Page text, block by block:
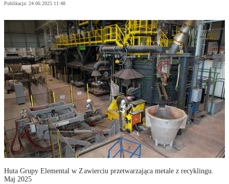
Publikacja: 24.06.2025 11:48
Huta Grupy Elemental w Zawierciu przetwarzająca metale z recyklingu.
Maj 2025